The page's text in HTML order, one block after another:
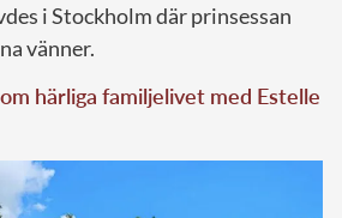
i Stockholm där prinsessan
vänner.
härliga familjelivet med Estelle